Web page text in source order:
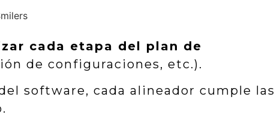
cada etapa del plan de
de configuraciones, etc.).
software, cada alineador cumple las